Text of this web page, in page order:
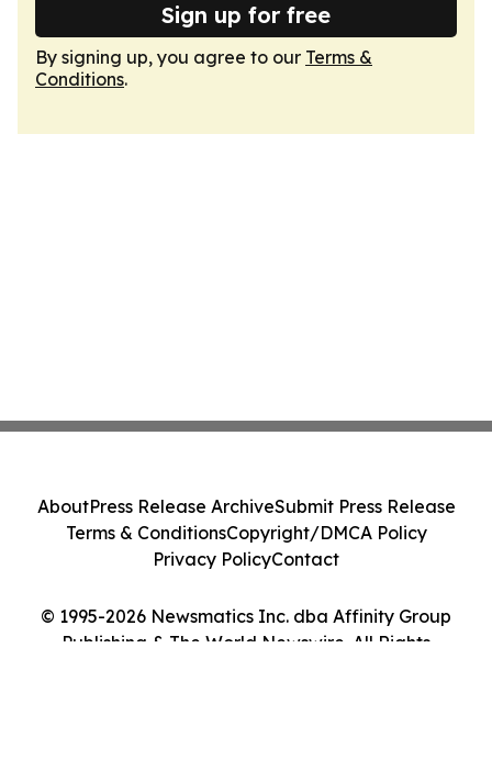
Sign up for free
By signing up, you agree to our Terms &
Conditions.
© 1995-2026 Newsmatics Inc. dba Affinity Group
Publishing & The World Newswire. All Rights
AboutPress Release ArchiveSubmit Press Release
Terms & ConditionsCopyright/DMCA Policy
Privacy PolicyContact